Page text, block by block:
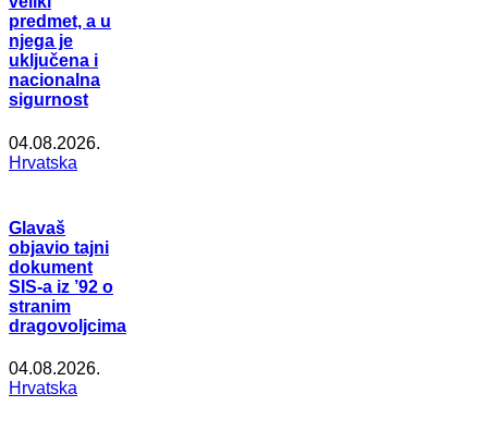
predmet, a u
njega je
uključena i
nacionalna
sigurnost
04.08.2026.
Hrvatska
Glavaš
objavio tajni
dokument
SIS-a iz ’92 o
stranim
dragovoljcima
04.08.2026.
Hrvatska